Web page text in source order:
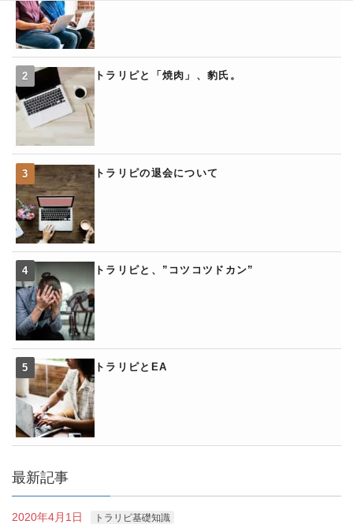
トラリピと「焼肉」、豹氏。
トラリピの退会について
トラリピと、”コツコツドカン”
トラリピとEA
最新記事
2020年4月1日 トラリピ基礎知識